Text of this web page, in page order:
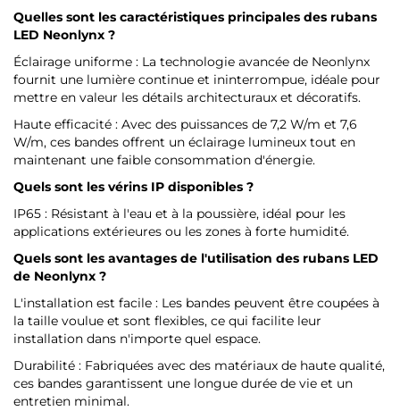
Quelles sont les caractéristiques principales des rubans
LED Neonlynx ?
Éclairage uniforme : La technologie avancée de Neonlynx
fournit une lumière continue et ininterrompue, idéale pour
mettre en valeur les détails architecturaux et décoratifs.
Haute efficacité : Avec des puissances de 7,2 W/m et 7,6
W/m, ces bandes offrent un éclairage lumineux tout en
maintenant une faible consommation d'énergie.
Quels sont les vérins IP disponibles ?
IP65 : Résistant à l'eau et à la poussière, idéal pour les
applications extérieures ou les zones à forte humidité.
Quels sont les avantages de l'utilisation des rubans LED
de Neonlynx ?
L'installation est facile : Les bandes peuvent être coupées à
la taille voulue et sont flexibles, ce qui facilite leur
installation dans n'importe quel espace.
Durabilité : Fabriquées avec des matériaux de haute qualité,
ces bandes garantissent une longue durée de vie et un
entretien minimal.